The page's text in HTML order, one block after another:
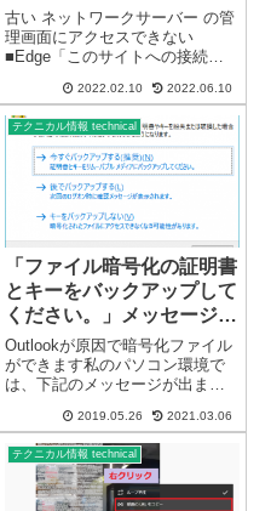
ロトコル （更新あり）
古い ネットワークサーバー の管
理画面にアクセスできない
■Edge「このサイトへの接続は
せん」Edge 画面■Chrome「この
サイトは安全に接続できませ
ん」Chrome 画面
「ERR_SSL_VERSION_O...
2022.02.10 2022.06.10
テクニカル情報 technical
「ファイル暗号化の証明書
とキーをバックアップして
ください。」メッセージが
表示される
Outlookが原因で暗号化ファイル
ができます私のパソコン環境で
は、下記のメッセージが出ま
とキーをバックアップしてくだ
さい。」メッセージリカバリー
後、Outlookを操作していると突
然メッセージが出てきます。い
2019.05.26 2021.03.06
テクニカル情報 technical